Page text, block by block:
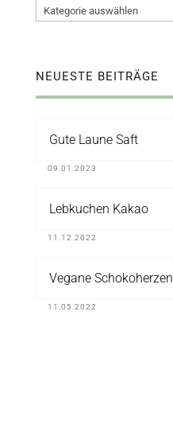
Kategorien
NEUESTE BEITRÄGE
Gute Laune Saft
09.01.2023
Lebkuchen Kakao
11.12.2022
Vegane Schokoherzen
11.05.2022